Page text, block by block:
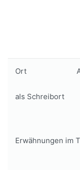
Ort
als Schreibort
Erwähnungen im